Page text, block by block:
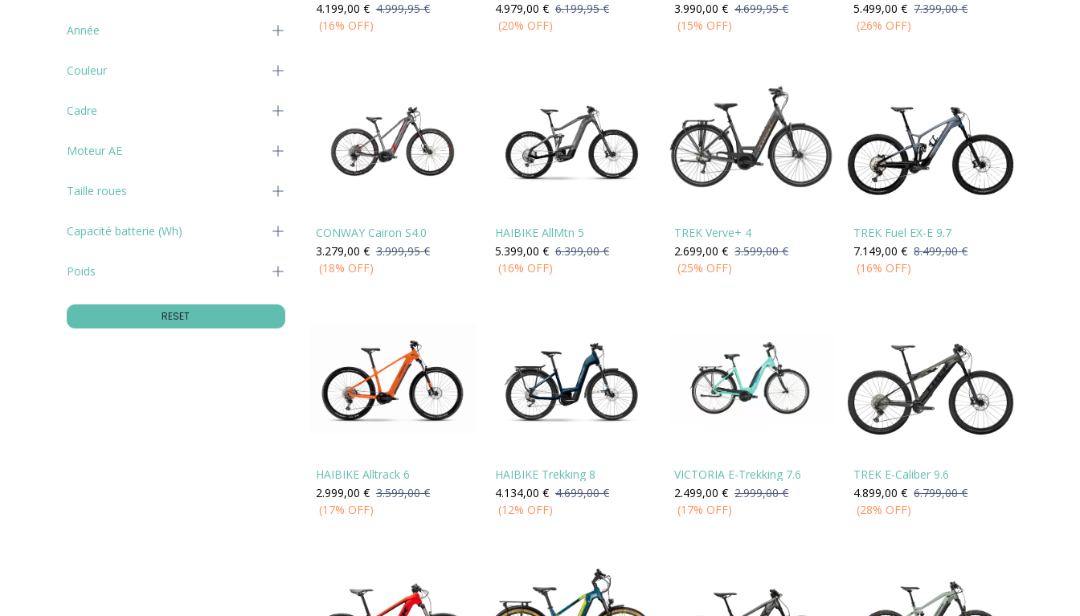
Année
Couleur
Cadre
Moteur AE
Taille roues
Capacité batterie (Wh)
Poids
RESET
4.199,00 € 4.999,95€
(16% OFF)
4.979,00 € 6.199,95€
(20% OFF)
3.990,00 € 4.699,95€
(15% OFF)
5.499,00 € 7.399,00€
(26% OFF)
CONWAY Cairon S4.0
3.279,00 € 3.999,95€
(18% OFF)
HAIBIKE AllMtn 5
5.399,00 € 6.399,00€
(16% OFF)
TREK Verve+ 4
2.699,00 € 3.599,00€
(25% OFF)
TREK Fuel EX-E 9.7
7.149,00 € 8.499,00€
(16% OFF)
HAIBIKE Alltrack 6
2.999,00 € 3.599,00€
(17% OFF)
HAIBIKE Trekking 8
4.134,00 € 4.699,00€
(12% OFF)
VICTORIA E-Trekking 7.6
2.499,00 € 2.999,00€
(17% OFF)
TREK E-Caliber 9.6
4.899,00 € 6.799,00€
(28% OFF)